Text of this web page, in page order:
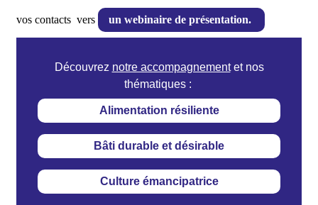
vos contacts vers un webinaire de présentation.
Découvrez notre accompagnementet nos
thématiques :
Alimentation résiliente
Bâti durable et désirable
Culture émancipatrice